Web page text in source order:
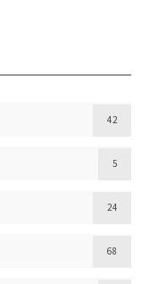
42
5
24
68